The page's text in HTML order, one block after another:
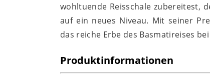
wohltuende Reisschale zubereitest,
auf ein neues Niveau. Mit seiner
das reiche Erbe des Basmatireises
Produktinformationen